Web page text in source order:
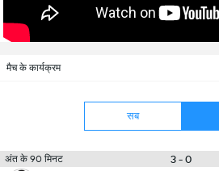
मैच के कार्यक्रम
सब
अंत के 90 मिनट 3 - 0